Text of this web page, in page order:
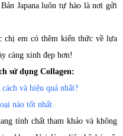
Japana luôn tự hào là nơi gửi
chị em có thêm kiến thức về lựa
càng xinh đẹp hơn!
sử dụng Collagen:
và hiệu quả nhất?
nào tốt nhất
tính chất tham khảo và không